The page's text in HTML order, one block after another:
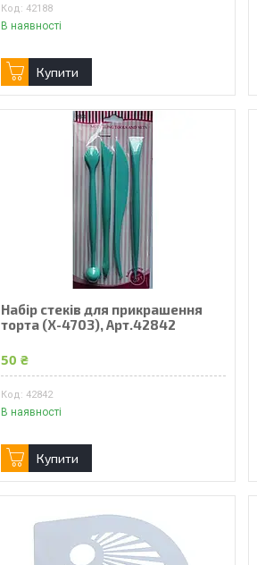
42188
В наявності
Купити
Набір стеків для прикрашення
торта (Х-4703), Арт.42842
50 ₴
42842
В наявності
Купити